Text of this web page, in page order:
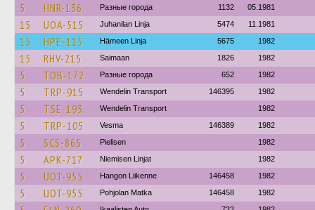
5 HNR-136 Разные города 1132 05.1981
15 UOA-515 Juhanilan Linja 5474 11.1981
15 HPE-115 Hämeen Linja 5675 1982
15 RHV-215 Saimaan 1826 1982
5 TOB-172 Разные города 652 1982
5 TRP-915 Wendelin Transport 146395 1982
5 TSE-193 Wendelin Transport 1982
5 TRP-105 Vesma 146389 1982
5 SCS-865 Pielisen 1982
5 APK-717 Niemisen Linjat 1982
5 UOT-955 Hangon Liikenne 146458 1982
5 UOT-955 Pohjolan Matka 146458 1982